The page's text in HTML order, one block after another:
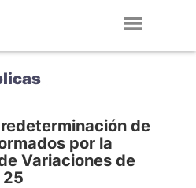
de
por la
Variaciones de
25